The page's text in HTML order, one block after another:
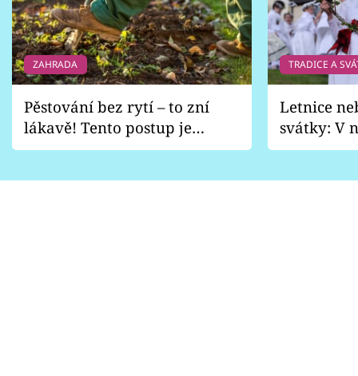
ZAHRADA
Pěstování bez rytí – to zní
lákavě! Tento postup je
vhodný jen pro některé
TRADICE A
Letnice
svátky: V
pondělí